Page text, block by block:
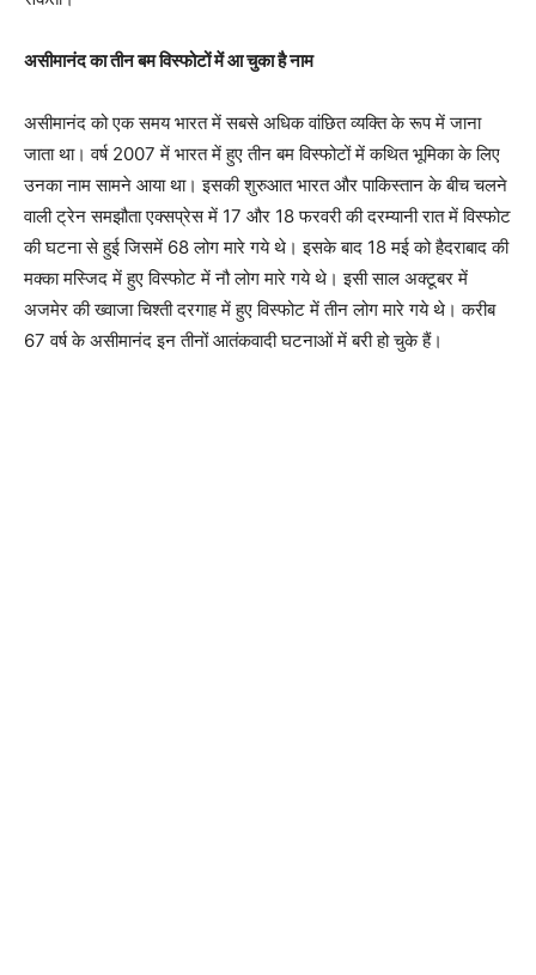
असीमानंद का तीन बम विस्फोटों में आ चुका है नाम
असीमानंद को एक समय भारत में सबसे अधिक वांछित व्यक्ति के रूप में जाना
जाता था। वर्ष 2007 में भारत में हुए तीन बम विस्फोटों में कथित भूमिका के लिए
उनका नाम सामने आया था। इसकी शुरुआत भारत और पाकिस्तान के बीच चलने
वाली ट्रेन समझौता एक्सप्रेस में 17 और 18 फरवरी की दरम्यानी रात में विस्फोट
की घटना से हुई जिसमें 68 लोग मारे गये थे। इसके बाद 18 मई को हैदराबाद की
मक्का मस्जिद में हुए विस्फोट में नौ लोग मारे गये थे। इसी साल अक्टूबर में
अजमेर की ख्वाजा चिश्ती दरगाह में हुए विस्फोट में तीन लोग मारे गये थे। करीब
67 वर्ष के असीमानंद इन तीनों आतंकवादी घटनाओं में बरी हो चुके हैं।